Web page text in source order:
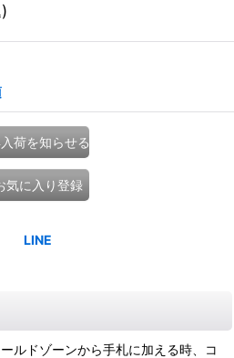
荷を知らせる
気に入り登録
ルドゾーンから手札に加える時、コ